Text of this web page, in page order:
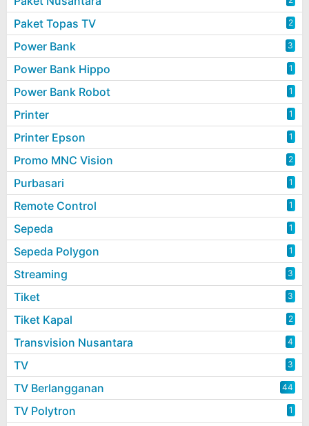
Paket Topas TV 2
Power Bank 3
Power Bank Hippo 1
Power Bank Robot 1
Printer 1
Printer Epson 1
Promo MNC Vision 2
Purbasari 1
Remote Control 1
Sepeda 1
Sepeda Polygon 1
Streaming 3
Tiket 3
Tiket Kapal 2
Transvision Nusantara 4
TV 3
TV Berlangganan 44
TV Polytron 1